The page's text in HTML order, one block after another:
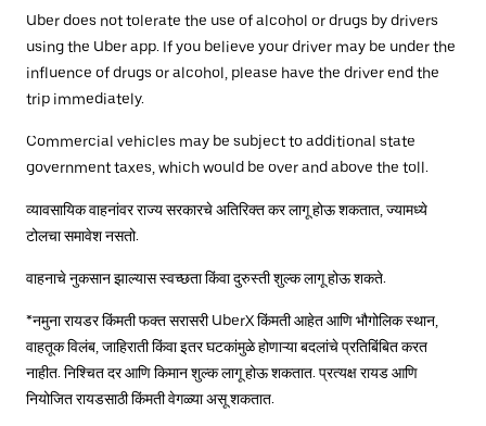
Uber does not tolerate the use of alcohol or drugs by drivers
using the Uber app. If you believe your driver may be under the
influence of drugs or alcohol, please have the driver end the
trip immediately.
Commercial vehicles may be subject to additional state
government taxes, which would be over and above the toll.
व्यावसायिक वाहनांवर राज्य सरकारचे अतिरिक्त कर लागू होऊ शकतात, ज्यामध्ये
टोलचा समावेश नसतो.
वाहनाचे नुकसान झाल्यास स्वच्छता किंवा दुरुस्ती शुल्क लागू होऊ शकते.
*नमुना रायडर किंमती फक्त सरासरी UberX किंमती आहेत आणि भौगोलिक स्थान,
वाहतूक विलंब, जाहिराती किंवा इतर घटकांमुळे होणाऱ्या बदलांचे प्रतिबिंबित करत
नाहीत. निश्चित दर आणि किमान शुल्क लागू होऊ शकतात. प्रत्यक्ष रायड आणि
नियोजित रायडसाठी किंमती वेगळ्या असू शकतात.